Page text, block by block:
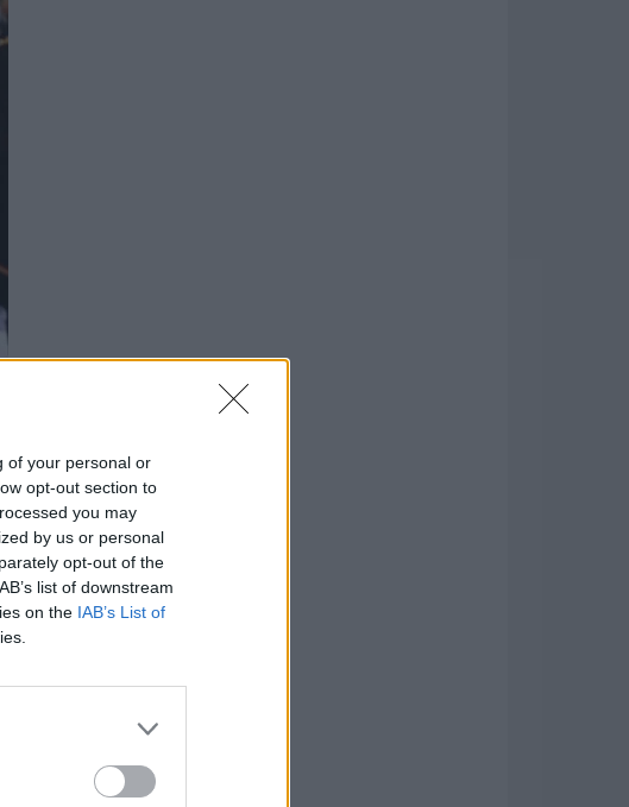
of your personal or
opt-out section to
you may
by us or personal
opt-out of the
list of downstream
on the IAB’s List of